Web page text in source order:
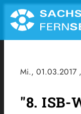
Mi., 01.03.2017
"8. ISB-